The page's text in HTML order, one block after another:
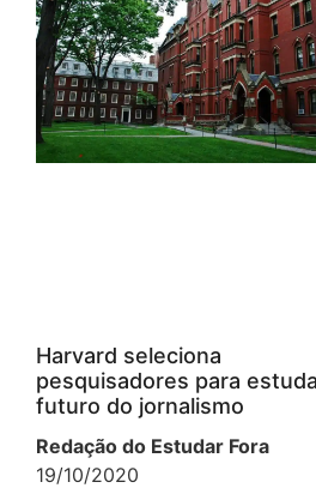
Harvard seleciona
pesquisadores para
futuro do jornalismo
Redação do Estudar Fora
19/10/2020